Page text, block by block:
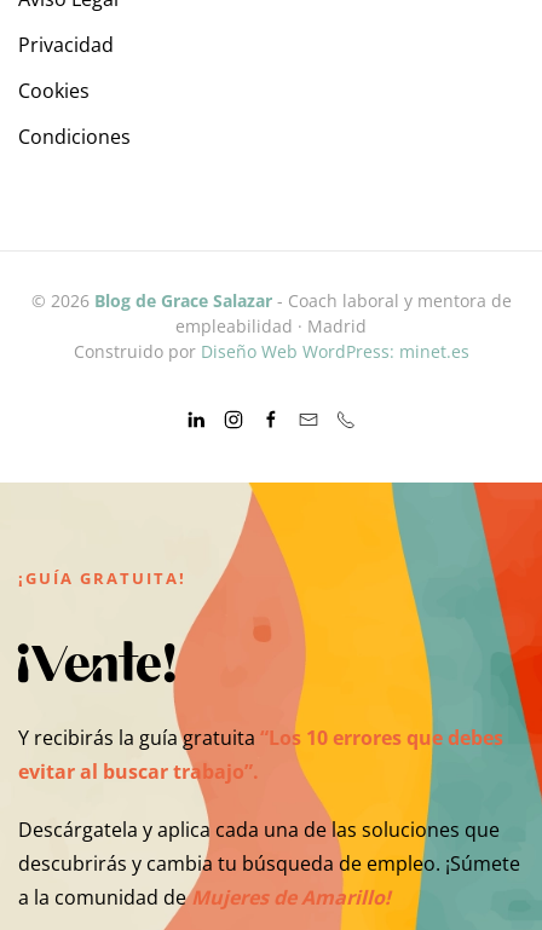
Privacidad
Cookies
Condiciones
© 2026 Blog de Grace Salazar- Coach laboral y mentora de
empleabilidad · Madrid
Construido por Diseño Web WordPress: minet.es
¡GUÍA GRATUITA!
¡Vente!
Y recibirás la guía gratuita “Los 10 errores que debes
evitar al buscar trabajo”.
Descárgatela y aplica cada una de las soluciones que
descubrirás y cambia tu búsqueda de empleo. ¡Súmete
a la comunidad deMujeres de Amarillo!